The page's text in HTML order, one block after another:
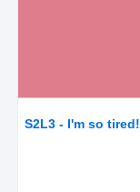
S2L3 - I'm so tired!